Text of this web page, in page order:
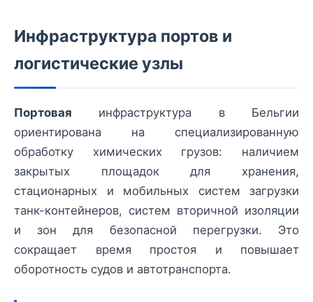
Инфраструктура портов и
логистические узлы
Портовая инфраструктура в Бельгии
ориентирована на специализированную
обработку химических грузов: наличием
закрытых площадок для хранения,
стационарных и мобильных систем загрузки
танк-контейнеров, систем вторичной изоляции
и зон для безопасной перегрузки. Это
сокращает время простоя и повышает
оборотность судов и автотранспорта.